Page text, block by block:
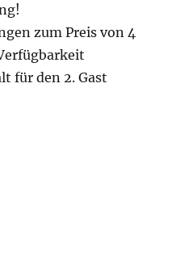
zum Preis von 4
für den 2. Gast